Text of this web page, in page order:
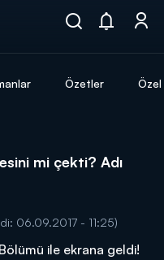
Özetler
mi çekti? Adı
06.09.2017 - 11:25)
ile ekrana geldi!